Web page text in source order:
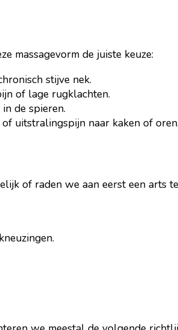
massagevorm de juiste keuze:
stijve nek.
of lage rugklachten.
de spieren.
uitstralingspijn naar kaken of oren.
of raden we aan eerst een arts